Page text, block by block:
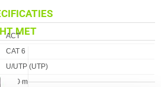
ACT
CAT 6
U/UTP (UTP)
5.00 m
MET